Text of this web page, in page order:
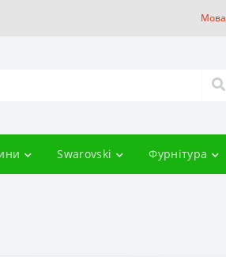
Мова
Swarovski Фурнітура